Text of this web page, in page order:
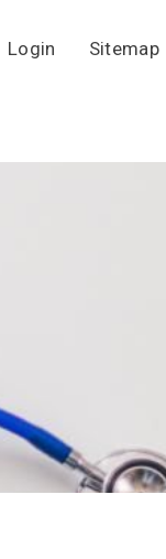
Login Sitemap